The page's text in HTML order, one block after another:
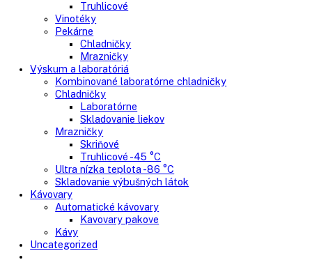
Truhlicové mrazničky
Chladnie nápojov
Skriňové
Truhlicové
Vinotéky
Pekárne
Chladničky
Mrazničky
Výskum a laboratóriá
Kombinované laboratórne chladničky
Chladničky
Laboratórne
Skladovanie liekov
Mrazničky